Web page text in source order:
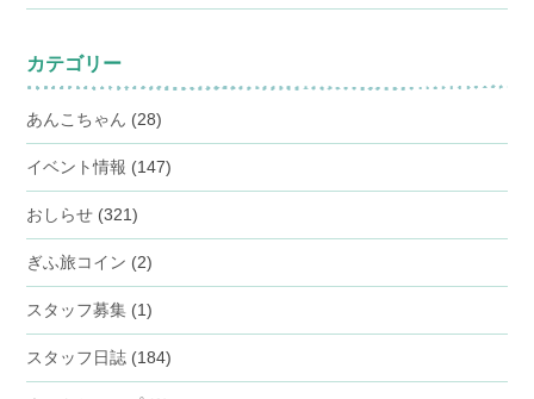
カテゴリー
あんこちゃん (28)
イベント情報 (147)
おしらせ (321)
ぎふ旅コイン (2)
スタッフ募集 (1)
スタッフ日誌 (184)